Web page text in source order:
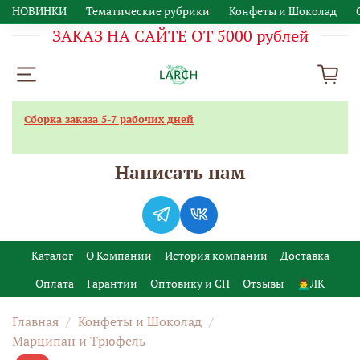
НОВИНКИ Тематические рубрики Конфеты и Шоколад
ЗАКАЗ НА САЙТЕ ОТ 5000 рублей
Каталог О Компании История компании
Доставка
Оплата
Гарантии Оптовику и СП Отзывы 🙍‍♂️ЛК
Главная
Конфеты и Шоколад
Марципан и Трюфель
Сборка заказа 5-7 рабочих дней
Написать нам